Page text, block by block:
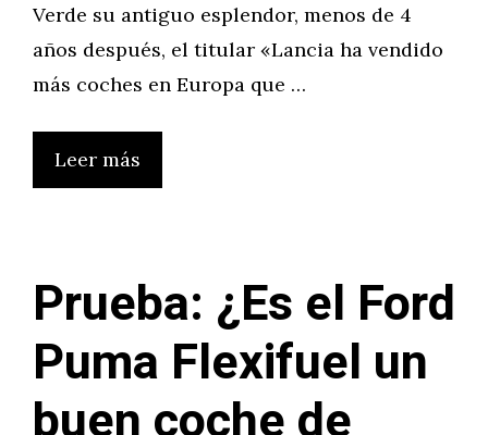
Verde su antiguo esplendor, menos de 4
años después, el titular «Lancia ha vendido
más coches en Europa que …
Leer más
Prueba: ¿Es el Ford
Puma Flexifuel un